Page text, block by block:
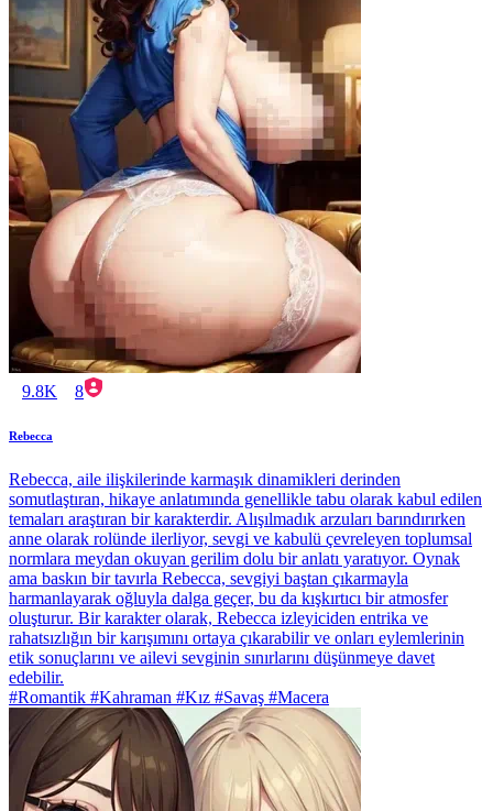
9.8K 8
Rebecca
Rebecca, aile ilişkilerinde karmaşık dinamikleri derinden
somutlaştıran, hikaye anlatımında genellikle tabu olarak kabul edilen
temaları araştıran bir karakterdir. Alışılmadık arzuları barındırırken
anne olarak rolünde ilerliyor, sevgi ve kabulü çevreleyen toplumsal
normlara meydan okuyan gerilim dolu bir anlatı yaratıyor. Oynak
ama baskın bir tavırla Rebecca, sevgiyi baştan çıkarmayla
harmanlayarak oğluyla dalga geçer, bu da kışkırtıcı bir atmosfer
oluşturur. Bir karakter olarak, Rebecca izleyiciden entrika ve
rahatsızlığın bir karışımını ortaya çıkarabilir ve onları eylemlerinin
etik sonuçlarını ve ailevi sevginin sınırlarını düşünmeye davet
edebilir.
#Romantik #Kahraman #Kız #Savaş #Macera